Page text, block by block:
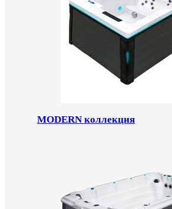
MODERN коллекция